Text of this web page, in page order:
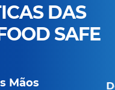
DAS
SAFE
Mãos